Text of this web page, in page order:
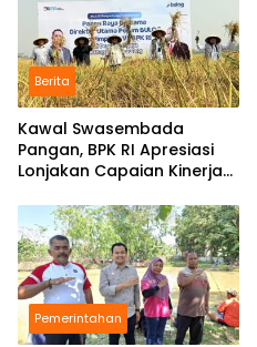
Berita
Kawal Swasembada
Pangan, BPK RI Apresiasi
Lonjakan Capaian Kinerja
Pemerintahan